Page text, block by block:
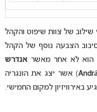
שילוב של צוות שיפוט והקהל
הצבעה נוסף של הקהל
הוא לא אחר מאשראנדרש
) אשר יצג את הונגריה
באירוויזיון למקום החמישי.